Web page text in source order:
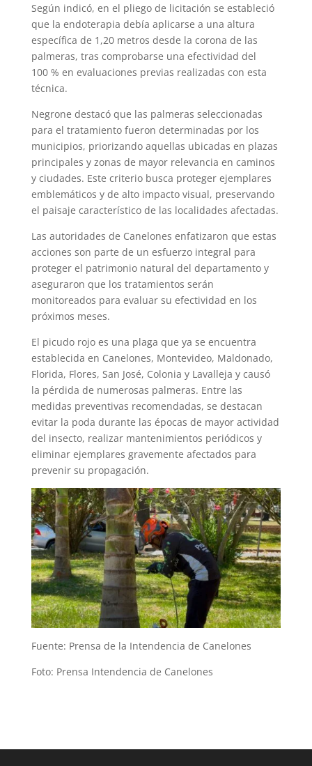
Según indicó, en el pliego de licitación se estableció
que la endoterapia debía aplicarse a una altura
específica de 1,20 metros desde la corona de las
palmeras, tras comprobarse una efectividad del
100 % en evaluaciones previas realizadas con esta
técnica.
Negrone destacó que las palmeras seleccionadas
para el tratamiento fueron determinadas por los
municipios, priorizando aquellas ubicadas en plazas
principales y zonas de mayor relevancia en caminos
y ciudades. Este criterio busca proteger ejemplares
emblemáticos y de alto impacto visual, preservando
el paisaje característico de las localidades afectadas.
Las autoridades de Canelones enfatizaron que estas
acciones son parte de un esfuerzo integral para
proteger el patrimonio natural del departamento y
aseguraron que los tratamientos serán
monitoreados para evaluar su efectividad en los
próximos meses.
El picudo rojo es una plaga que ya se encuentra
establecida en Canelones, Montevideo, Maldonado,
Florida, Flores, San José, Colonia y Lavalleja y causó
la pérdida de numerosas palmeras. Entre las
medidas preventivas recomendadas, se destacan
evitar la poda durante las épocas de mayor actividad
del insecto, realizar mantenimientos periódicos y
eliminar ejemplares gravemente afectados para
prevenir su propagación.
Fuente: Prensa de la Intendencia de Canelones
Foto: Prensa Intendencia de Canelones